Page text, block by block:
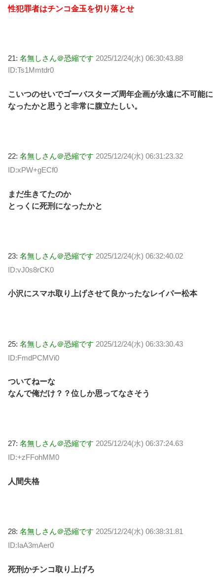
性犯罪者はチンコ金玉を切り落とせ
21: 名無しさん＠恐縮です 2025/12/24(水) 06:30:43.88
ID:Ts1Mmtdr0
こいつのせいでゴーバスターズ周年企画が永遠に不可能に
なったかと思うと非常に腹立たしい。
22: 名無しさん＠恐縮です 2025/12/24(水) 06:31:23.32
ID:xPW+gECf0
まだ生きてたのか
とっくに死刑になったかと
23: 名無しさん＠恐縮です 2025/12/24(水) 06:32:40.02
ID:vJ0s8rCK0
小沢にスマホ取り上げさせて良かったなレイパー松本
25: 名無しさん＠恐縮です 2025/12/24(水) 06:33:30.43
ID:FmdPCMVi0
ついてねーな
なんで俺だけ？？位しか思ってなさそう
27: 名無しさん＠恐縮です 2025/12/24(水) 06:37:24.63
ID:+zFFohMM0
人間失格
28: 名無しさん＠恐縮です 2025/12/24(水) 06:38:31.81
ID:IaA3mAer0
死刑かチンコ取り上げろ